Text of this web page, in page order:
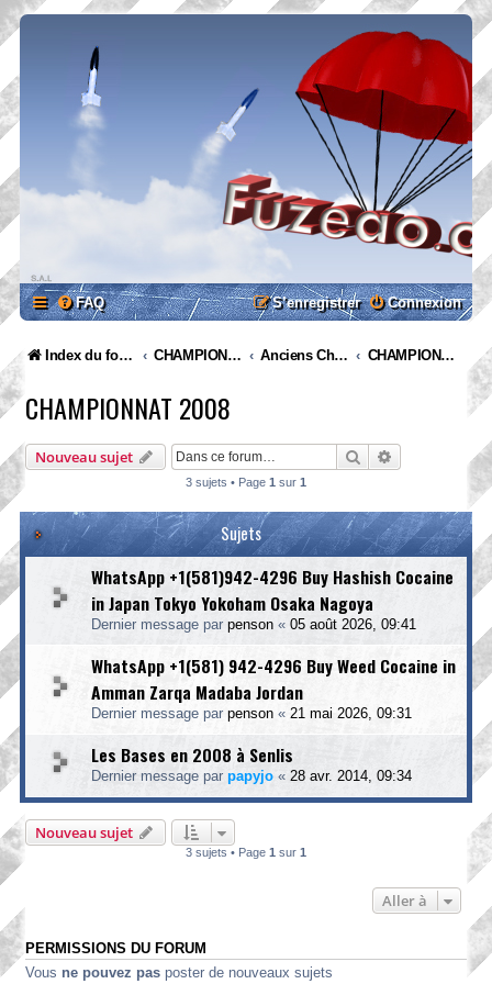
FAQ Connexion
S’enregistrer
Index du forum CHAMPIONNATS Anciens Championnats CHAMPIONNAT 2008
CHAMPIONNAT 2008
Nouveau sujet RechercherRecherche
3 sujets • Page 1 sur 1
Sujets
WhatsApp +1(581)942-4296 Buy Hashish Cocaine
in Japan Tokyo Yokoham Osaka Nagoya
Dernier message par penson « 05 août 2026, 09:41
WhatsApp +1(581) 942-4296 Buy Weed Cocaine in
Amman Zarqa Madaba Jordan
Dernier message par penson « 21 mai 2026, 09:31
Les Bases en 2008 à Senlis
Dernier message par papyjo « 28 avr. 2014, 09:34
Nouveau sujet
3 sujets • Page 1 sur 1
Aller à
PERMISSIONS DU FORUM
Vous ne pouvez pas poster de nouveaux sujets